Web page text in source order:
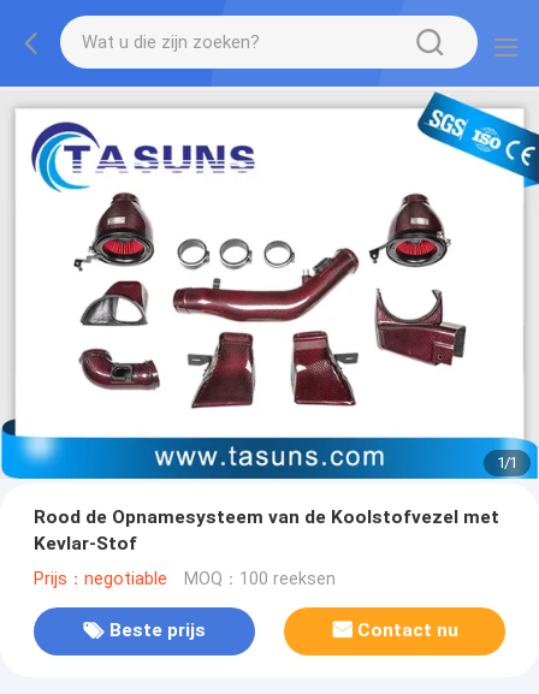
1/1
Rood de Opnamesysteem van de Koolstofvezel met
Kevlar-Stof
Prijs：negotiable MOQ：100 reeksen
Beste prijs Contact nu